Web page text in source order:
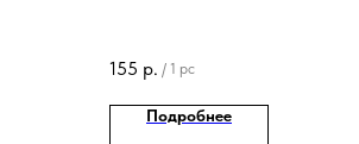
155 р. / 1 pc
Подробнее